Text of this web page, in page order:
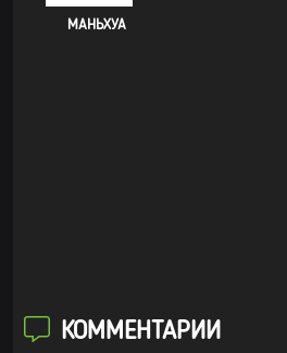
МАНЬХУА
КОММЕНТАРИИ